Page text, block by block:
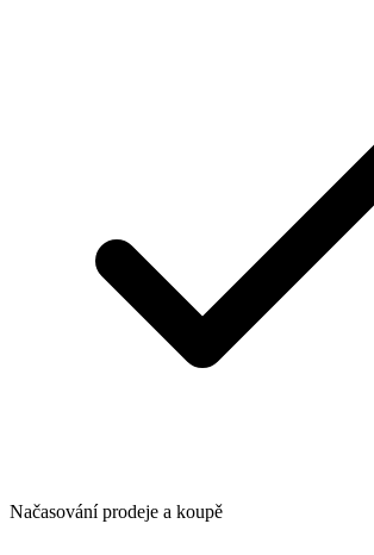
Načasování prodeje a koupě